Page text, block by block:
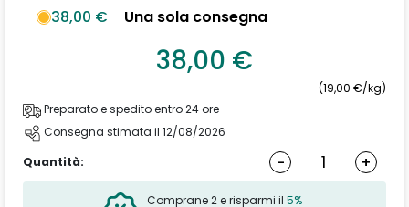
38,00 € Una sola consegna
38,00 €
(19,00 €/kg)
Preparato e spedito entro 24 ore
Consegna stimata il 12/08/2026
Quantità:
- +
Comprane 2 e risparmi il 5%